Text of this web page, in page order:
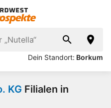
Dein Standort: Borkum
KG Filialen in